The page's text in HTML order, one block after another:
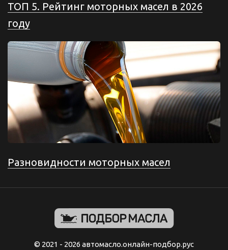
ТОП 5. Рейтинг моторных масел в 2026
году
Разновидности моторных масел
© 2021 - 2026 автомасло.онлайн-подбор.рус